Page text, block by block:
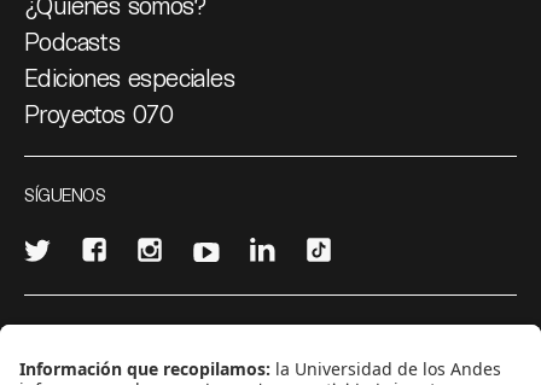
Podcasts
Ediciones especiales
Proyectos 070
SÍGUENOS